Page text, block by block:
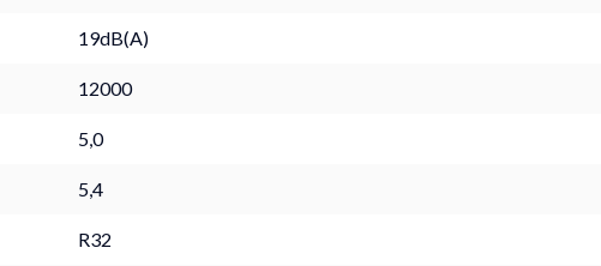
19dB(A)
12000
5,0
5,4
R32